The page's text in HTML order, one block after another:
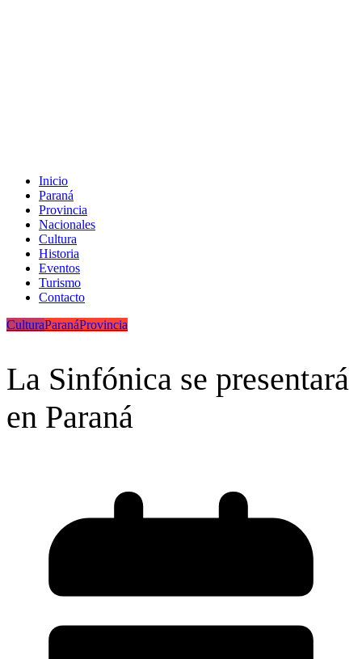
Inicio
Paraná
Provincia
Nacionales
Cultura
Historia
Eventos
Turismo
Contacto
CulturaParanáProvincia
La Sinfónica se presentará
en Paraná